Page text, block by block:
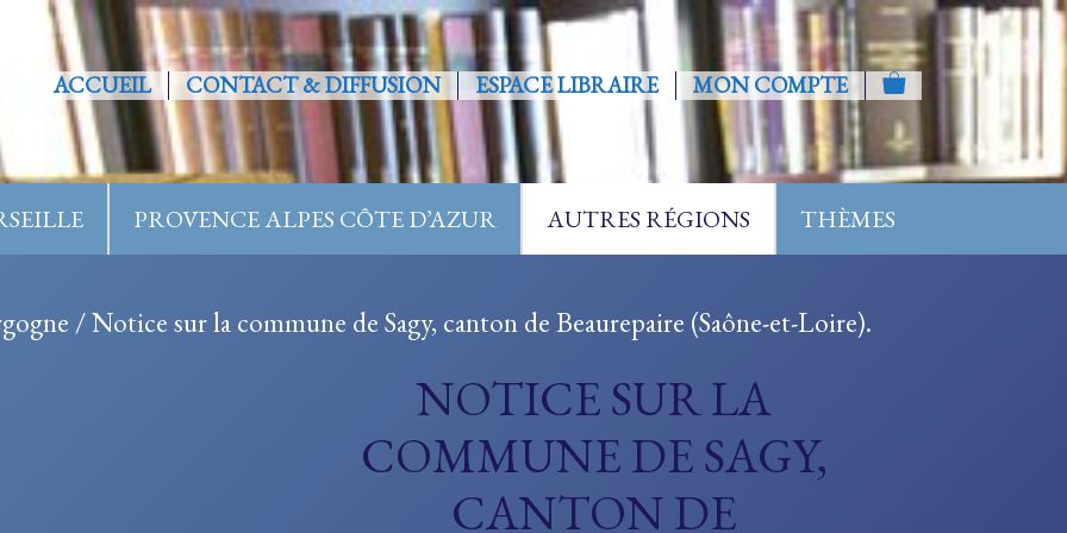
ACCUEIL CONTACT & DIFFUSION ESPACE LIBRAIRE MON COMPTE
PROVENCE ALPES CÔTE D’AZUR AUTRES RÉGIONS THÈMES
/ Notice sur la commune de Sagy, canton de Beaurepaire (Saône-et-Loire).
NOTICE SUR LA
COMMUNE DE SAGY,
CANTON DE